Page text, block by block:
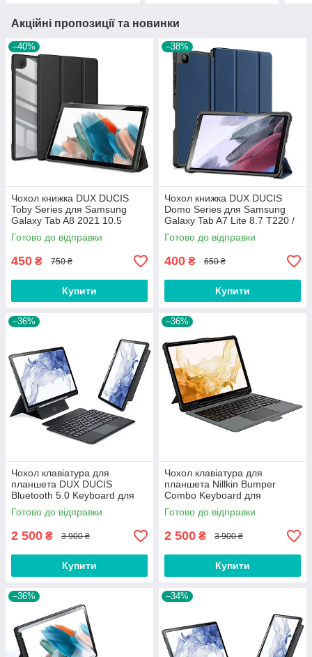
Акційні пропозиції та новинки
–40%
Чохол книжка DUX DUCIS
Toby Series для Samsung
Galaxy Tab A8 2021 10.5
Black
Готово до відправки
450 ₴ 750 ₴
Купити
–38%
Чохол книжка DUX DUCIS
Domo Series для Samsung
Galaxy Tab A7 Lite 8.7 T220 /
T225 / T227 Blue
Готово до відправки
400 ₴ 650 ₴
Купити
–36%
Чохол клавіатура для
планшета DUX DUCIS
Bluetooth 5.0 Keyboard для
Samsung Galaxy Tab S7 Plus /
S7 FE / S8 Plus 12.4''
Готово до відправки
2 500 ₴ 3 900 ₴
Купити
–36%
Чохол клавіатура для
планшета Nillkin Bumper
Combo Keyboard для
Samsung Galaxy Tab S7 Plus /
S7 FE 12.4'' з підсвіткою
Готово до відправки
2 500 ₴ 3 900 ₴
Купити
–36% –34%